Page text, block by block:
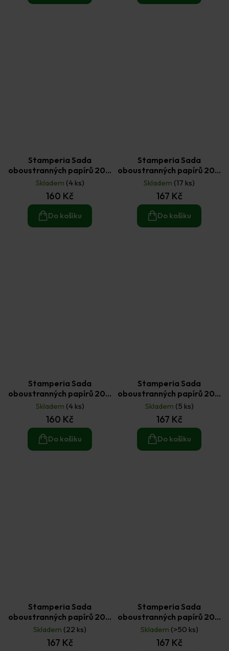
Stamperia Sada
oboustranných papírů 20 ×
20 cm Shabby Rose (10ks)
Skladem (4 ks)
160 Kč
Do košíku
Stamperia Sada
oboustranných papírů 20 ×
20 cm Silent Sea (10 ks)
Skladem (17 ks)
167 Kč
Do košíku
Stamperia Sada
oboustranných papírů 20 ×
20 cm The Nutcracker č.2
(10ks)
Skladem (4 ks)
160 Kč
Do košíku
Stamperia Sada
oboustranných papírů 20 ×
20 cm The Owl's House
(10ks)
Skladem (5 ks)
167 Kč
Do košíku
Stamperia Sada
oboustranných papírů 20 ×
20 cm Timeless (10ks)
Skladem (22 ks)
167 Kč
Stamperia Sada
oboustranných papírů 20 ×
20 cm Voyages
Fantastiques (10ks)
Skladem (>50 ks)
167 Kč